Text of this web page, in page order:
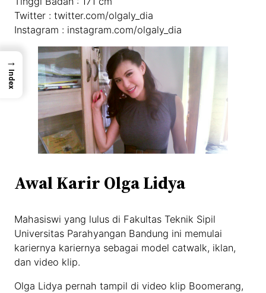
Twitter : twitter.com/olgaly_dia
Instagram : instagram.com/olgaly_dia
Awal Karir Olga Lidya
Mahasiswi yang lulus di Fakultas Teknik Sipil
Universitas Parahyangan Bandung ini memulai
kariernya kariernya sebagai model catwalk, iklan,
dan video klip.
Olga Lidya pernah tampil di video klip Boomerang,
→
Index